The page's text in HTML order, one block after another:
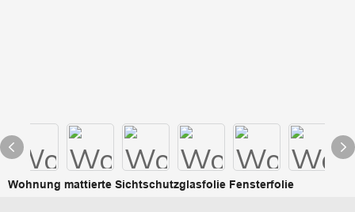
Wohnung mattierte Sichtschutzglasfolie Fensterfolie